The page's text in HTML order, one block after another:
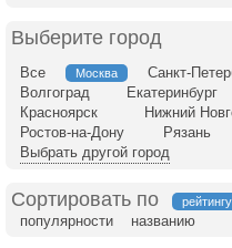
Выберите город
Все Москва Санкт-
Волгоград
Екатеринбург
Красноярск
Нижний
Ростов-на-Дону
Рязань
Выбрать другой город
Сортировать по рейтингу
популярности
названию